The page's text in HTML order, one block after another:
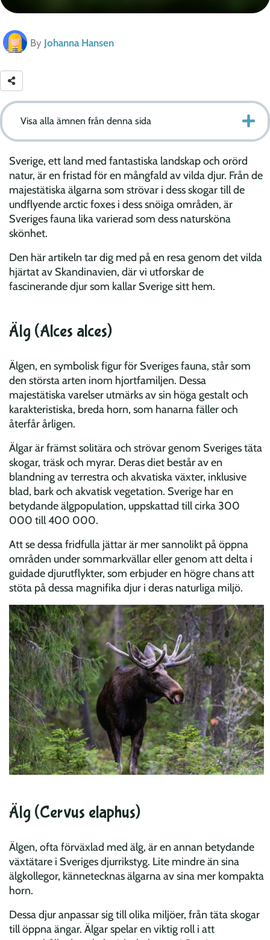
By Johanna Hansen
Visa alla ämnen från denna sida
Sverige, ett land med fantastiska landskap och orörd
natur, är en fristad för en mångfald av vilda djur. Från de
majestätiska älgarna som strövar i dess skogar till de
undflyende arctic foxes i dess snöiga områden, är
Sveriges fauna lika varierad som dess natursköna
skönhet.
Den här artikeln tar dig med på en resa genom det vilda
hjärtat av Skandinavien, där vi utforskar de
fascinerande djur som kallar Sverige sitt hem.
Älg (Alces alces)
Älgen, en symbolisk figur för Sveriges fauna, står som
den största arten inom hjortfamiljen. Dessa
majestätiska varelser utmärks av sin höga gestalt och
karakteristiska, breda horn, som hanarna fäller och
återfår årligen.
Älgar är främst solitära och strövar genom Sveriges täta
skogar, träsk och myrar. Deras diet består av en
blandning av terrestra och akvatiska växter, inklusive
blad, bark och akvatisk vegetation. Sverige har en
betydande älgpopulation, uppskattad till cirka 300
000 till 400 000.
Att se dessa fridfulla jättar är mer sannolikt på öppna
områden under sommarkvällar eller genom att delta i
guidade djurutflykter, som erbjuder en högre chans att
stöta på dessa magnifika djur i deras naturliga miljö.
Älg (Cervus elaphus)
Älgen, ofta förväxlad med älg, är en annan betydande
växtätare i Sveriges djurrikstyg. Lite mindre än sina
älgkollegor, kännetecknas älgarna av sina mer kompakta
horn.
Dessa djur anpassar sig till olika miljöer, från täta skogar
till öppna ängar. Älgar spelar en viktig roll i att